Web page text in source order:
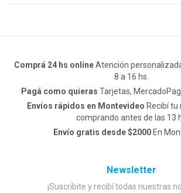
Comprá 24 hs onlineAtención
8 a 16 hs.
Pagá como quieras Tarjetas,
Envíos rápidos en Montevideo Recibí tu
comprando antes de las 13
Envío gratis desde $2000En
Newsletter
¡Suscribite y recibí todas nuestras